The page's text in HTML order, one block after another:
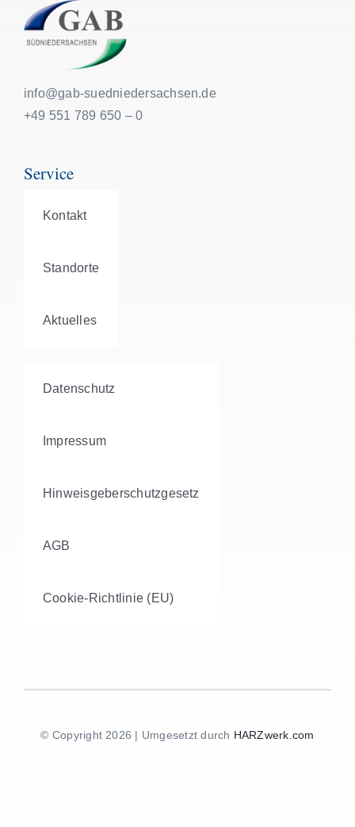
info@gab-suedniedersachsen.de
+49 551 789 650 – 0
Service
Kontakt
Standorte
Aktuelles
Datenschutz
Impressum
Hinweisgeberschutzgesetz
AGB
Cookie-Richtlinie (EU)
© Copyright 2026 | Umgesetzt durch HARZwerk.com